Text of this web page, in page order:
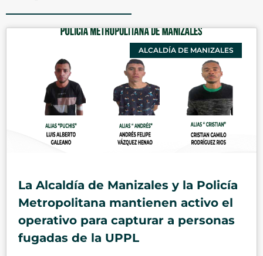
ALCALDÍA DE MANIZALES
La Alcaldía de Manizales y la Policía
Metropolitana mantienen activo el
operativo para capturar a personas
fugadas de la UPPL